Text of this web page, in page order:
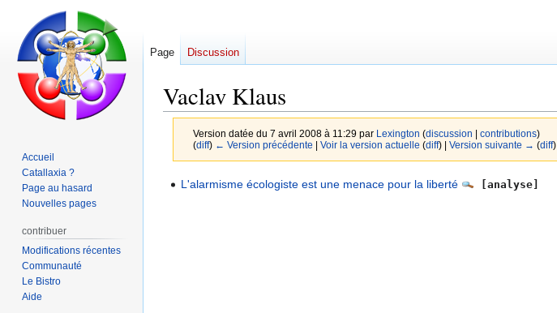
Vaclav Klaus
Version datée du 7 avril 2008 à 11:29 par Lexington (discussion contributions)
(diff) ← Version précédente Voir la version actuelle (diff) | Version suivante → (diff)
Aller
AllerL'alarmisme écologiste est une menace pour la liberté [analyse]
Page Discussion
Accueil
Catallaxia ?
Page au hasard
Nouvelles pages
contribuer
Modifications récentes
Communauté
Le Bistro
Aide